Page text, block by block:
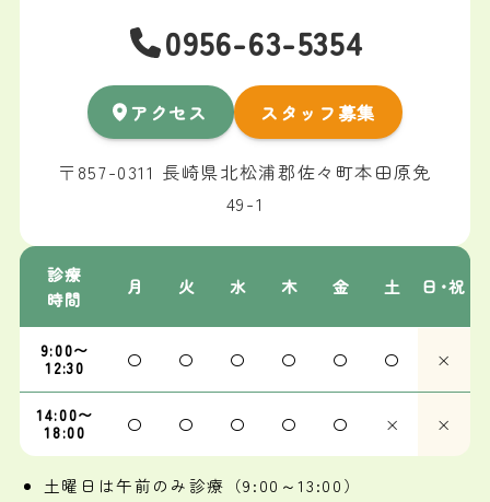
0956-63-5354
アクセス スタッフ募集
〒857-0311 長崎県北松浦郡佐々町本田原免
49-1
診療
時間
月 火 水 木 金 土 日･祝
9:00〜
12:30
〇 〇 〇 〇 〇 〇 ×
14:00〜
18:00
〇 〇 〇 〇 〇 × ×
土曜日は午前のみ診療（9:00～13:00）